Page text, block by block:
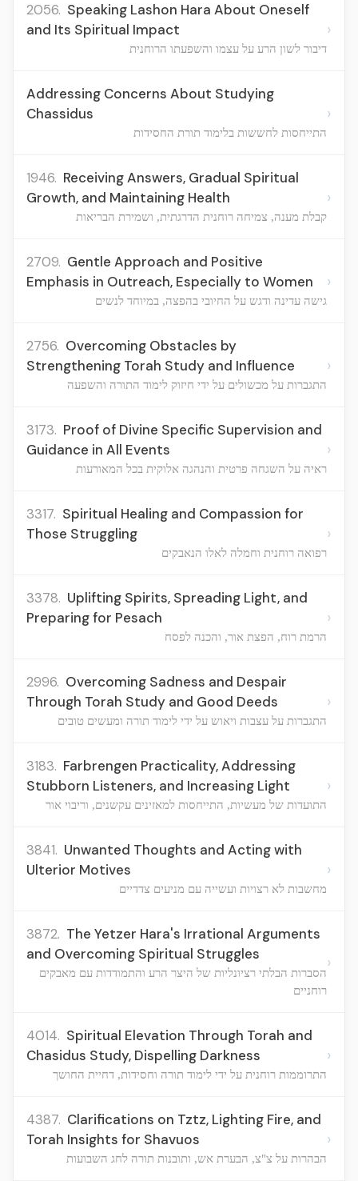
2056. Speaking Lashon Hara About Oneself
and Its Spiritual Impact
דיבור לשון הרע על עצמו והשפעתו הרוחנית
›
Addressing Concerns About Studying
Chassidus
התייחסות לחששות בלימוד תורת החסידות
›
1946. Receiving Answers, Gradual Spiritual
Growth, and Maintaining Health
קבלת מענה, צמיחה רוחנית הדרגתית, ושמירת הבריאות
›
2709. Gentle Approach and Positive
Emphasis in Outreach, Especially to Women
גישה עדינה ודגש על החיובי בהפצה, במיוחד לנשים
›
2756. Overcoming Obstacles by
Strengthening Torah Study and Influence
התגברות על מכשולים על ידי חיזוק לימוד התורה והשפעה
›
3173. Proof of Divine Specific Supervision and
Guidance in All Events
ראיה על השגחה פרטית והנהגה אלוקית בכל המאורעות
›
3317. Spiritual Healing and Compassion for
Those Struggling
רפואה רוחנית וחמלה לאלו הנאבקים
›
3378. Uplifting Spirits, Spreading Light, and
Preparing for Pesach
הרמת רוח, הפצת אור, והכנה לפסח
›
2996. Overcoming Sadness and Despair
Through Torah Study and Good Deeds
התגברות על עצבות ויאוש על ידי לימוד תורה ומעשים טובים
›
3183. Farbrengen Practicality, Addressing
Stubborn Listeners, and Increasing Light
התועדות של מעשיות, התייחסות למאזינים עקשנים, וריבוי אור
›
3841. Unwanted Thoughts and Acting with
Ulterior Motives
מחשבות לא רצויות ועשייה עם מניעים צדדיים
›
3872. The Yetzer Hara's Irrational Arguments
and Overcoming Spiritual Struggles
הסברות הבלתי רציונליות של היצר הרע והתמודדות עם מאבקים
רוחניים
›
4014. Spiritual Elevation Through Torah and
Chasidus Study, Dispelling Darkness
התרוממות רוחנית על ידי לימוד תורה וחסידות, דחיית החושך
›
4387. Clarifications on Tztz, Lighting Fire, and
Torah Insights for Shavuos
הבהרות על צ"צ, הבערת אש, ותובנות תורה לחג השבועות
›